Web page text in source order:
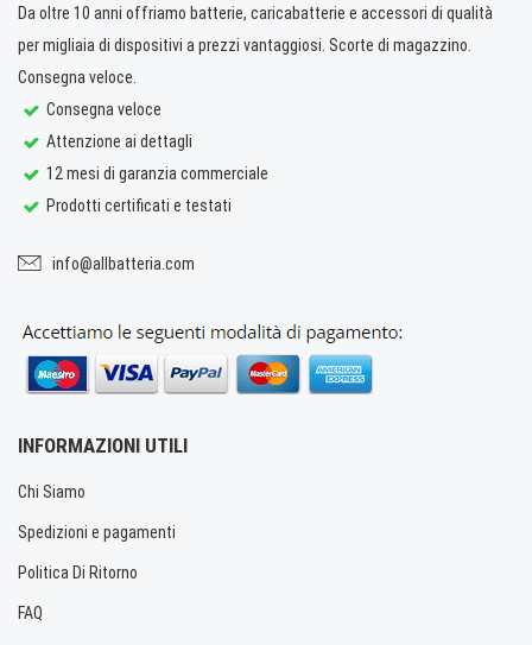
Da oltre 10 anni offriamo batterie, caricabatterie e accessori di qualità
per migliaia di dispositivi a prezzi vantaggiosi. Scorte di magazzino.
Consegna veloce.
Consegna veloce
Attenzione ai dettagli
12 mesi di garanzia commerciale
Prodotti certificati e testati
info@allbatteria.com
INFORMAZIONI UTILI
Chi Siamo
Spedizioni e pagamenti
Politica Di Ritorno
FAQ